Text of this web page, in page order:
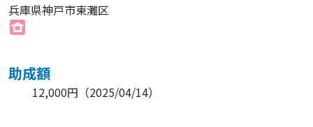
兵庫県神戸市東灘区
助成額
12,000円 （2025/04/14）